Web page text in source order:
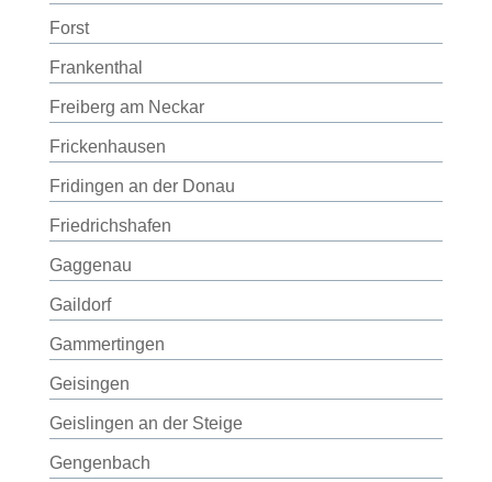
Forst
Frankenthal
Freiberg am Neckar
Frickenhausen
Fridingen an der Donau
Friedrichshafen
Gaggenau
Gaildorf
Gammertingen
Geisingen
Geislingen an der Steige
Gengenbach